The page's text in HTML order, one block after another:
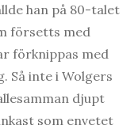
han på 80-talet
försetts med
förknippas med
Så inte i Wolgers
djupt
som envetet